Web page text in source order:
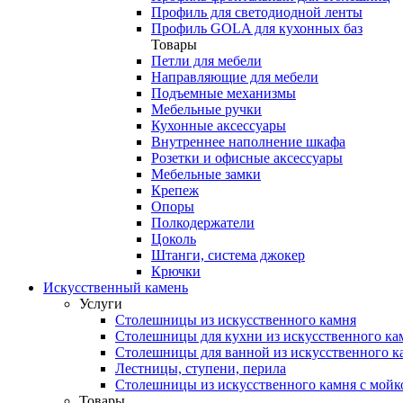
Профиль для светодиодной ленты
Профиль GOLA для кухонных баз
Товары
Петли для мебели
Направляющие для мебели
Подъемные механизмы
Мебельные ручки
Кухонные аксессуары
Внутреннее наполнение шкафа
Розетки и офисные аксессуары
Мебельные замки
Крепеж
Опоры
Полкодержатели
Цоколь
Штанги, система джокер
Крючки
Искусственный камень
Услуги
Столешницы из искусственного камня
Столешницы для кухни из искусственного
Столешницы для ванной из искусственного
Лестницы, ступени, перила
Столешницы из искусственного камня с